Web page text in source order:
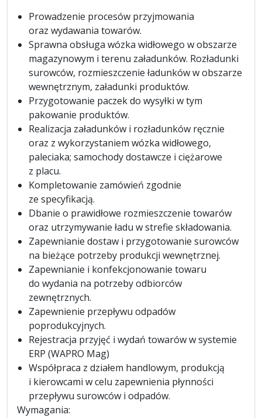
Prowadzenie procesów przyjmowania
oraz wydawania towarów.
Sprawna obsługa wózka widłowego w obszarze
magazynowym i terenu załadunków. Rozładunki
surowców, rozmieszczenie ładunków w obszarze
wewnętrznym, załadunki produktów.
Przygotowanie paczek do wysyłki w tym
pakowanie produktów.
Realizacja załadunków i rozładunków ręcznie
oraz z wykorzystaniem wózka widłowego,
paleciaka; samochody dostawcze i ciężarowe
z placu.
Kompletowanie zamówień zgodnie
ze specyfikacją.
Dbanie o prawidłowe rozmieszczenie towarów
oraz utrzymywanie ładu w strefie składowania.
Zapewnianie dostaw i przygotowanie surowców
na bieżące potrzeby produkcji wewnętrznej.
Zapewnianie i konfekcjonowanie towaru
do wydania na potrzeby odbiorców
zewnętrznych.
Zapewnienie przepływu odpadów
poprodukcyjnych.
Rejestracja przyjęć i wydań towarów w systemie
ERP (WAPRO Mag)
Współpraca z działem handlowym, produkcją
i kierowcami w celu zapewnienia płynności
przepływu surowców i odpadów.
Wymagania: